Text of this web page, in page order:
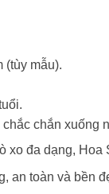
(tùy mẫu).
chắn xuống
xo đa dạng, Hoa
an toàn và bền